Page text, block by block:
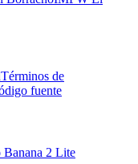
Términos de
fuente
Banana 2 Lite